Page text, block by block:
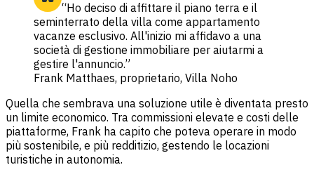
“Ho deciso di affittare il piano terra e il
seminterrato della villa come appartamento
vacanze esclusivo. All'inizio mi affidavo a una
società di gestione immobiliare per aiutarmi a
gestire l'annuncio.”
Frank Matthaes, proprietario, Villa Noho
Quella che sembrava una soluzione utile è diventata presto
un limite economico. Tra commissioni elevate e costi delle
piattaforme, Frank ha capito che poteva operare in modo
più sostenibile, e più redditizio, gestendo le locazioni
turistiche in autonomia.